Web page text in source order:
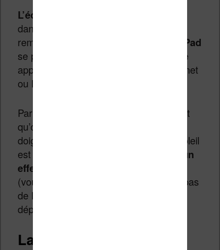
L’écran est magnifique
dans sa version 2012 et la lisibilité est
remarquable. Complètement tactile, l’
iPad
se pilote facilement et l’ouverture d’une
application (comme le navigateur Internet
ou le lecteur d’eBooks) est rapide.
Par contre, le revêtement de l’écran fait
qu’on y laisse souvent des traces de
doigts. De même, la lecture en plein soleil
est un peu problématique en raison d’
un
effet « miroir »
(vous pouvez consulter les photos en bas
de l’article pour constater cet effet
déplaisant).
La lecture sur iPad